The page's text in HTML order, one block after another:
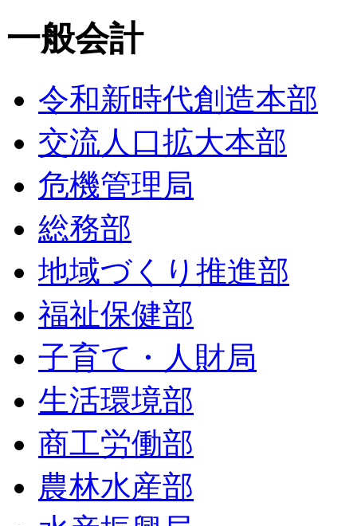
一般会計
令和新時代創造本部
交流人口拡大本部
危機管理局
総務部
地域づくり推進部
福祉保健部
子育て・人財局
生活環境部
商工労働部
農林水産部